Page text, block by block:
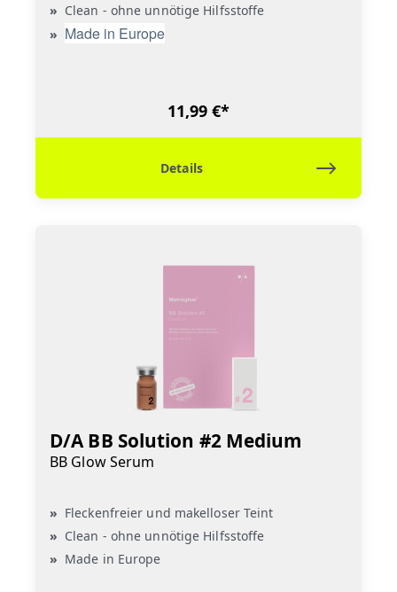
Clean - ohne unnötige Hilfsstoffe
Made in Europe
11,99 €*
Details
D/A BB Solution #2 Medium
BB Glow Serum
Fleckenfreier und makelloser Teint
Clean - ohne unnötige Hilfsstoffe
Made in Europe